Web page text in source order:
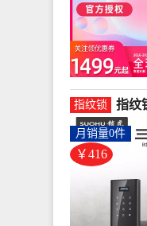
指纹锁
指纹
能门
一-指
￥416
月销量0件